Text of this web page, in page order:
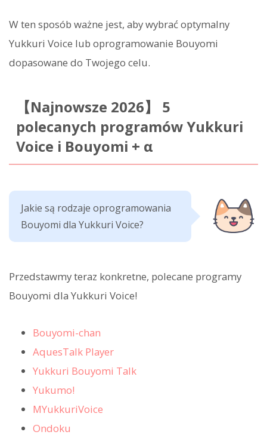
W ten sposób ważne jest, aby wybrać optymalny
Yukkuri Voice lub oprogramowanie Bouyomi
dopasowane do Twojego celu.
【Najnowsze 2026】 5
polecanych programów Yukkuri
Voice i Bouyomi + α
Jakie są rodzaje oprogramowania
Bouyomi dla Yukkuri Voice?
Przedstawmy teraz konkretne, polecane programy
Bouyomi dla Yukkuri Voice!
Bouyomi-chan
AquesTalk Player
Yukkuri Bouyomi Talk
Yukumo!
MYukkuriVoice
Ondoku